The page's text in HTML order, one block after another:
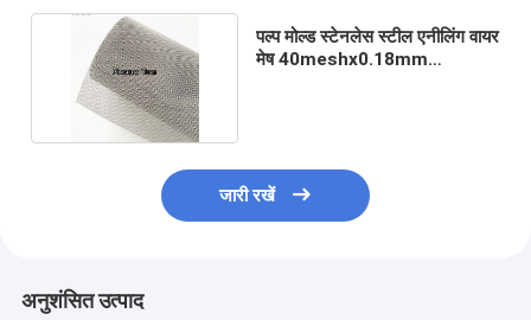
पल्प मोल्ड स्टेनलेस स्टील एनीलिंग वायर
मेष 40meshx0.18mm
जारी रखें
अनुशंसित उत्पाद